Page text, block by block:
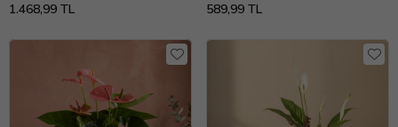
1.468,99 TL 589,99 TL